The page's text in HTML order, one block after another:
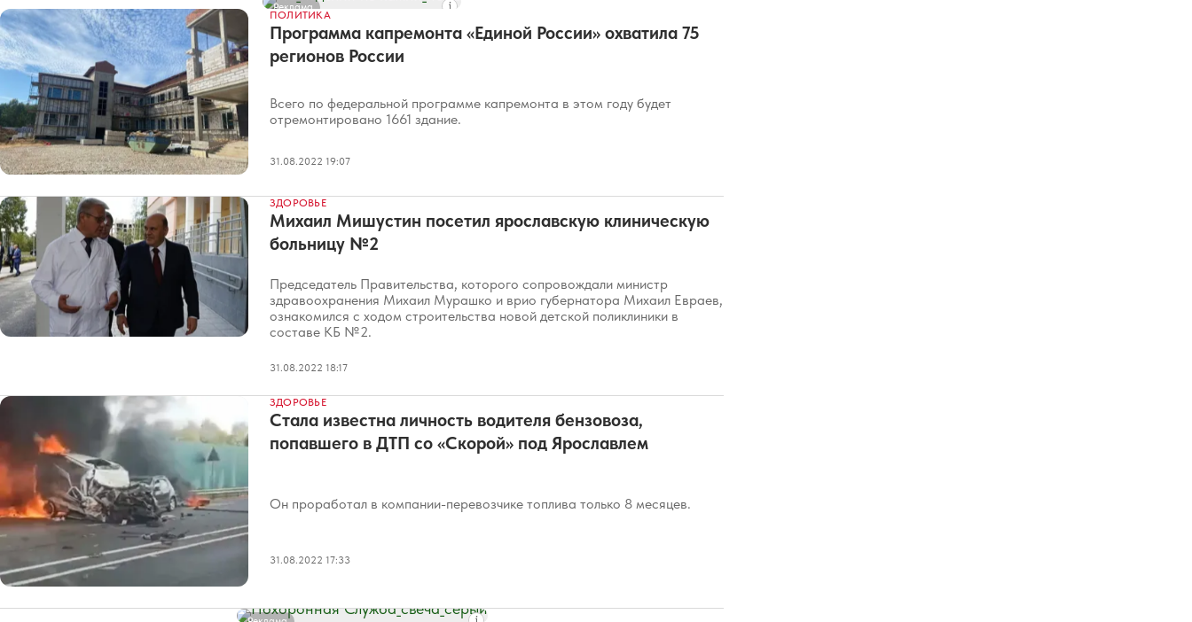
Реклама
ПОЛИТИКА
Программа капремонта «Единой России» охватила 75
регионов России
Всего по федеральной программе капремонта в этом году будет
отремонтировано 1661 здание.
31.08.2022 19:07
ЗДОРОВЬЕ
Михаил Мишустин посетил ярославскую клиническую
больницу №2
Председатель Правительства, которого сопровождали министр
здравоохранения Михаил Мурашко и врио губернатора Михаил Евраев,
ознакомился с ходом строительства новой детской поликлиники в
составе КБ №2.
31.08.2022 18:17
ЗДОРОВЬЕ
Стала известна личность водителя бензовоза,
попавшего в ДТП со «Скорой» под Ярославлем
Он проработал в компании-перевозчике топлива только 8 месяцев.
31.08.2022 17:33